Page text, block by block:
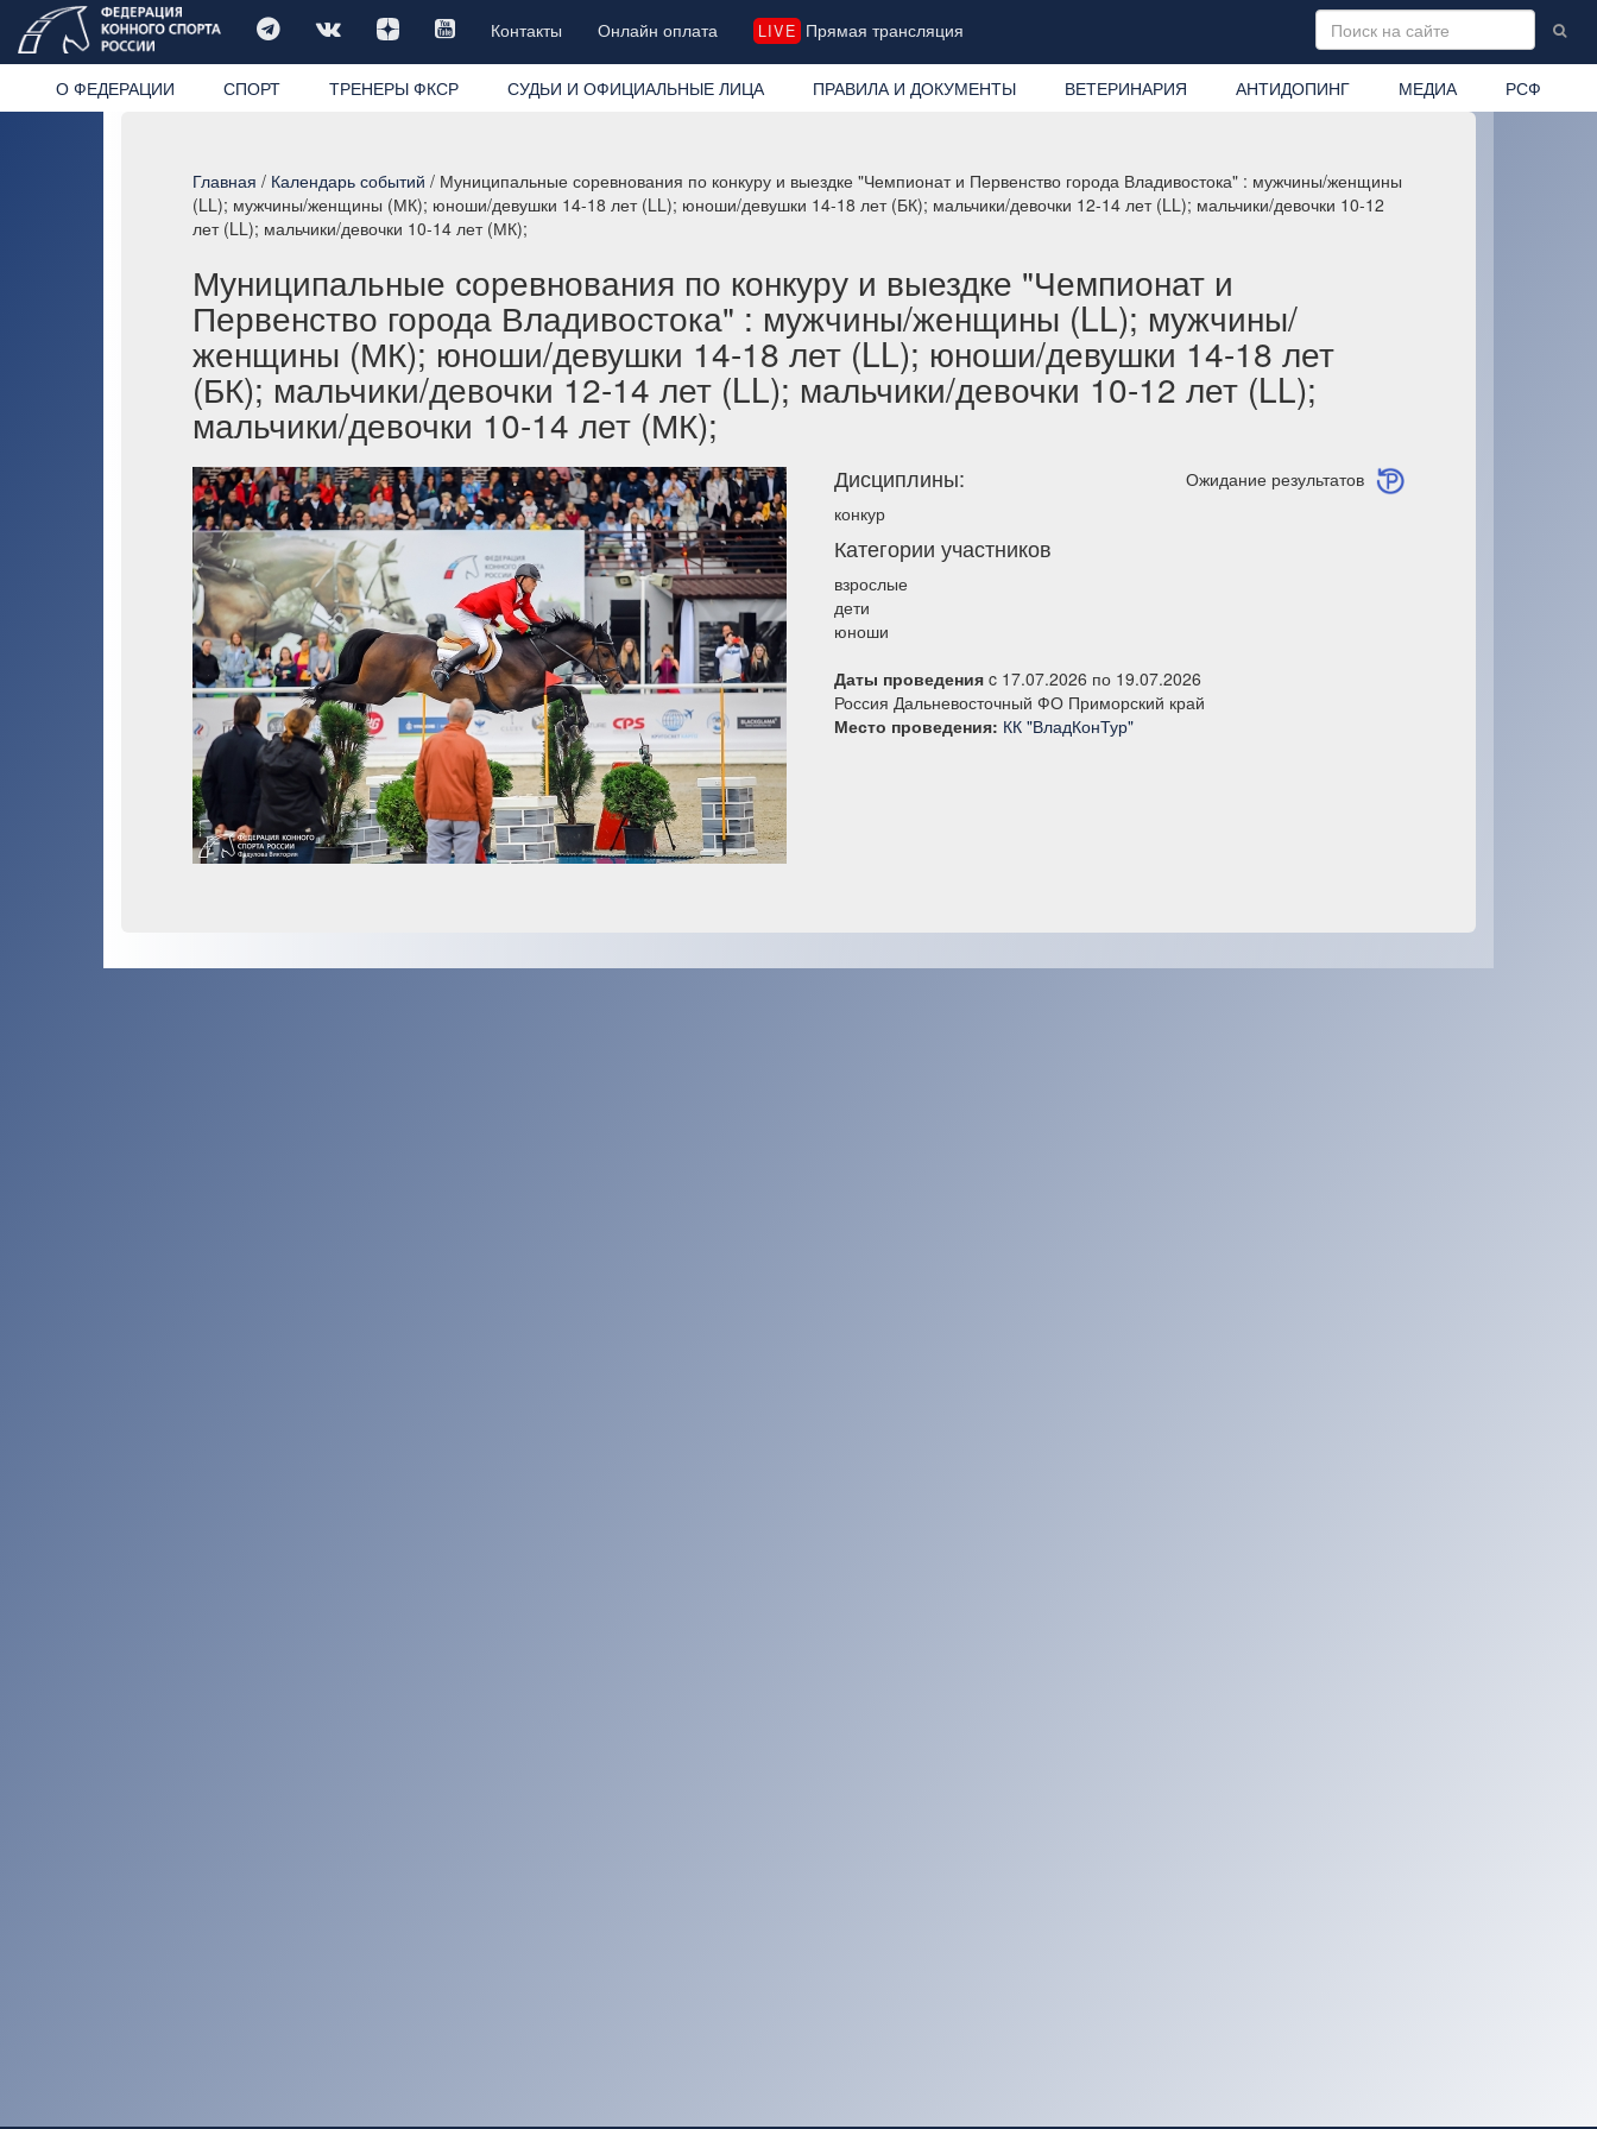
Контакты Онлайн оплата LIVE Прямая трансляция
О ФЕДЕРАЦИИ СПОРТ ТРЕНЕРЫ ФКСР СУДЬИ И ОФИЦИАЛЬНЫЕ ЛИЦА ПРАВИЛА И ДОКУМЕНТЫ ВЕТЕРИНАРИЯ АНТИДОПИНГ МЕДИА РСФ
Главная / Календарь событий / Муниципальные соревнования по конкуру и выездке "Чемпионат и Первенство города Владивостока" : мужчины/женщины
(LL); мужчины/женщины (МК); юноши/девушки 14-18 лет (LL); юноши/девушки 14-18 лет (БК); мальчики/девочки 12-14 лет (LL); мальчики/девочки 10-12
лет (LL); мальчики/девочки 10-14 лет (МК);
Муниципальные соревнования по конкуру и выездке "Чемпионат и
Первенство города Владивостока" : мужчины/женщины (LL); мужчины/
женщины (МК); юноши/девушки 14-18 лет (LL); юноши/девушки 14-18 лет
(БК); мальчики/девочки 12-14 лет (LL); мальчики/девочки 10-12 лет (LL);
мальчики/девочки 10-14 лет (МК);
Ожидание результатов
Дисциплины:
конкур
Категории участников
взрослые
дети
юноши
Даты проведения c 17.07.2026 по 19.07.2026
Россия Дальневосточный ФО Приморский край
Место проведения: КК "ВладКонТур"